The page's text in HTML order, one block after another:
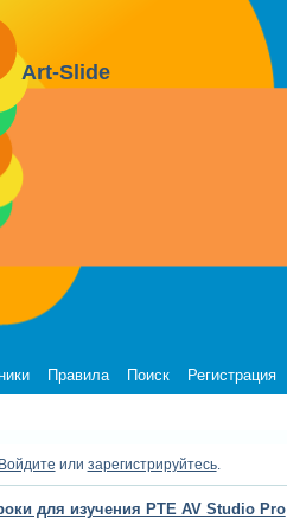
Art-Slide
Правила Поиск Регистрация
Войдите или зарегистрируйтесь.
для изучения PTE AV Studio Pro